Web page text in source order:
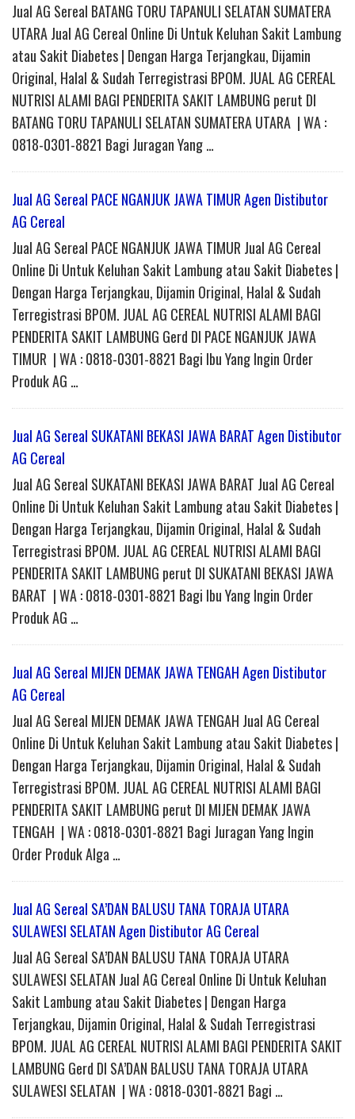
Jual AG Sereal BATANG TORU TAPANULI SELATAN SUMATERA
UTARA Jual AG Cereal Online Di Untuk Keluhan Sakit Lambung
atau Sakit Diabetes | Dengan Harga Terjangkau, Dijamin
Original, Halal & Sudah Terregistrasi BPOM. JUAL AG CEREAL
NUTRISI ALAMI BAGI PENDERITA SAKIT LAMBUNG perut DI
BATANG TORU TAPANULI SELATAN SUMATERA UTARA | WA :
0818-0301-8821 Bagi Juragan Yang …
Jual AG Sereal PACE NGANJUK JAWA TIMUR Agen Distibutor
AG Cereal
Jual AG Sereal PACE NGANJUK JAWA TIMUR Jual AG Cereal
Online Di Untuk Keluhan Sakit Lambung atau Sakit Diabetes |
Dengan Harga Terjangkau, Dijamin Original, Halal & Sudah
Terregistrasi BPOM. JUAL AG CEREAL NUTRISI ALAMI BAGI
PENDERITA SAKIT LAMBUNG Gerd DI PACE NGANJUK JAWA
TIMUR | WA : 0818-0301-8821 Bagi Ibu Yang Ingin Order
Produk AG …
Jual AG Sereal SUKATANI BEKASI JAWA BARAT Agen Distibutor
AG Cereal
Jual AG Sereal SUKATANI BEKASI JAWA BARAT Jual AG Cereal
Online Di Untuk Keluhan Sakit Lambung atau Sakit Diabetes |
Dengan Harga Terjangkau, Dijamin Original, Halal & Sudah
Terregistrasi BPOM. JUAL AG CEREAL NUTRISI ALAMI BAGI
PENDERITA SAKIT LAMBUNG perut DI SUKATANI BEKASI JAWA
BARAT | WA : 0818-0301-8821 Bagi Ibu Yang Ingin Order
Produk AG …
Jual AG Sereal MIJEN DEMAK JAWA TENGAH Agen Distibutor
AG Cereal
Jual AG Sereal MIJEN DEMAK JAWA TENGAH Jual AG Cereal
Online Di Untuk Keluhan Sakit Lambung atau Sakit Diabetes |
Dengan Harga Terjangkau, Dijamin Original, Halal & Sudah
Terregistrasi BPOM. JUAL AG CEREAL NUTRISI ALAMI BAGI
PENDERITA SAKIT LAMBUNG perut DI MIJEN DEMAK JAWA
TENGAH | WA : 0818-0301-8821 Bagi Juragan Yang Ingin
Order Produk Alga …
Jual AG Sereal SA’DAN BALUSU TANA TORAJA UTARA
SULAWESI SELATAN Agen Distibutor AG Cereal
Jual AG Sereal SA’DAN BALUSU TANA TORAJA UTARA
SULAWESI SELATAN Jual AG Cereal Online Di Untuk Keluhan
Sakit Lambung atau Sakit Diabetes | Dengan Harga
Terjangkau, Dijamin Original, Halal & Sudah Terregistrasi
BPOM. JUAL AG CEREAL NUTRISI ALAMI BAGI PENDERITA SAKIT
LAMBUNG Gerd DI SA’DAN BALUSU TANA TORAJA UTARA
SULAWESI SELATAN | WA : 0818-0301-8821 Bagi …